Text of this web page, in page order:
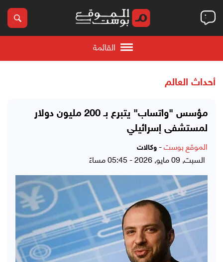
القائمة
أحداث العالم
مؤسس "واتساب" يتبرع بـ 200 مليون دولار
لمستشفى إسرائيلي
الموقع بوست- وكالات
السبت, 09 مايو, 2026 - 05:45 مساءً